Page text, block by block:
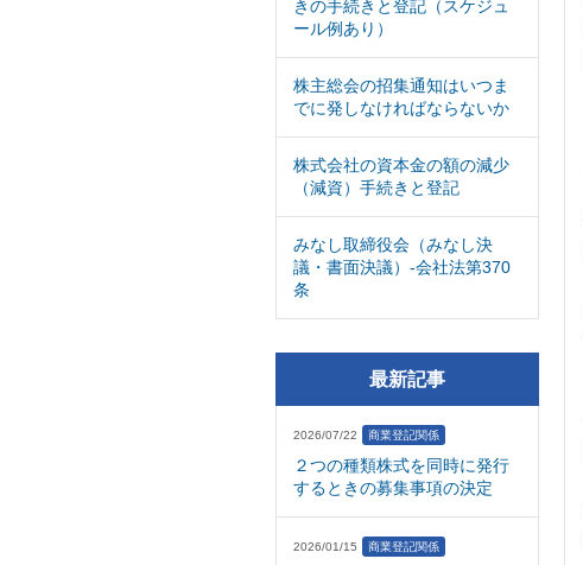
きの手続きと登記（スケジュ
ール例あり）
株主総会の招集通知はいつま
でに発しなければならないか
株式会社の資本金の額の減少
（減資）手続きと登記
みなし取締役会（みなし決
議・書面決議）-会社法第370
条
最新記事
2026/07/22 商業登記関係
２つの種類株式を同時に発行
するときの募集事項の決定
2026/01/15 商業登記関係